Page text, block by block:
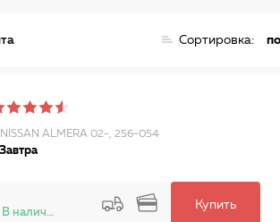
Сортировка:
NISSAN ALMERA 02-, 256-054
В наличии
Купить